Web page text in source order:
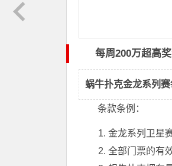
每周200万超高
蜗牛扑克金龙系列
条款条例：
金龙系列卫星
全部门票的有